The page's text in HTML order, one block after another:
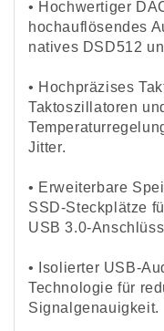
• Hochwertiger
hochauflösendes
natives DSD512
• Hochpräzises
Taktoszillatoren
Jitter.
• Erweiterbare
SSD-Steckplätze
USB 3.0-
•
Isolierter USB-
Technologie für
Signalgenauigkeit.